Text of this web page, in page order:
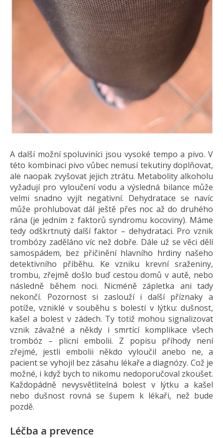
A další možní spoluviníci jsou vysoké tempo a pivo. V
této kombinaci pivo vůbec nemusí tekutiny doplňovat,
ale naopak zvyšovat jejich ztrátu. Metabolity alkoholu
vyžadují pro vyloučení vodu a výsledná bilance může
velmi snadno vyjít negativní. Dehydratace se navíc
může prohlubovat dál ještě přes noc až do druhého
rána (je jedním z faktorů syndromu kocoviny). Máme
tedy odškrtnutý další faktor – dehydrataci. Pro vznik
trombózy zaděláno víc než dobře. Dále už se věci dělí
samospádem, bez přičinění hlavního hrdiny našeho
detektivního příběhu. Ke vzniku krevní sraženiny,
trombu, zřejmě došlo buď cestou domů v autě, nebo
následně během noci. Nicméně zápletka ani tady
nekončí. Pozornost si zaslouží i další příznaky a
potíže, vzniklé v souběhu s bolestí v lýtku: dušnost,
kašel a bolest v zádech. Ty totiž mohou signalizovat
vznik závažné a někdy i smrtící komplikace všech
trombóz – plicní embolii. Z popisu příhody není
zřejmé, jestli embolii někdo vyloučil anebo ne, a
pacient se vyhojil bez zásahu lékaře a diagnózy. Což je
možné, i když bych to nikomu nedoporučoval zkoušet.
Každopádně nevysvětlitelná bolest v lýtku a kašel
nebo dušnost rovná se šupem k lékaři, než bude
pozdě.
Léčba a prevence